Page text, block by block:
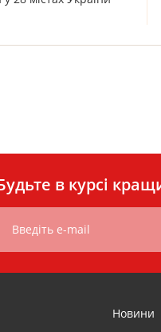
в курсі
Введіть e-mail
Новини